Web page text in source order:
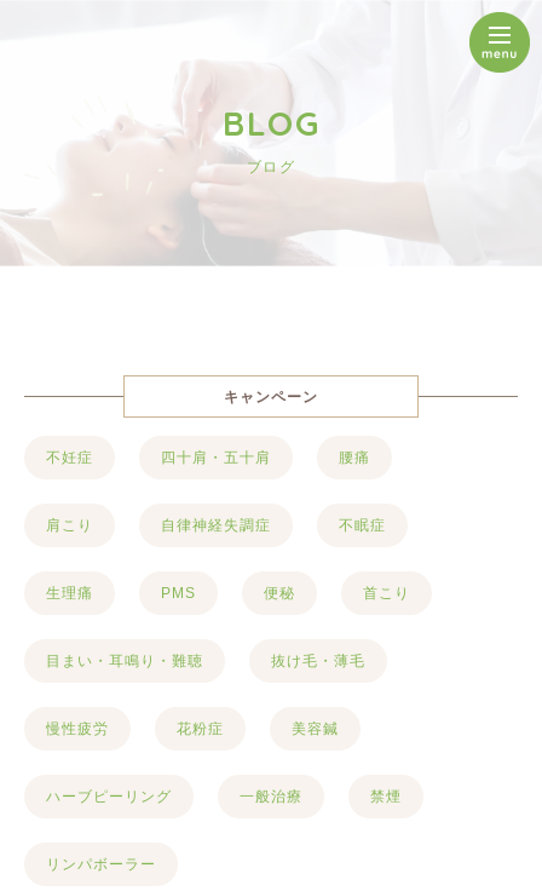
BLOG
ブログ
キャンペーン
不妊症 四十肩・五十肩 腰痛
肩こり 自律神経失調症 不眠症
生理痛 PMS 便秘 首こり
目まい・耳鳴り・難聴 抜け毛・薄毛
慢性疲労 花粉症 美容鍼
ハーブピーリング 一般治療 禁煙
リンパボーラー